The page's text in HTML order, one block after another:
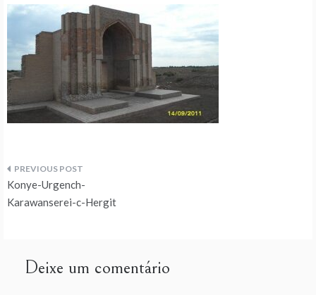
Navegação
de
Konye-Urgench-
Karawanserei-c-Hergit
Deixe um comentário